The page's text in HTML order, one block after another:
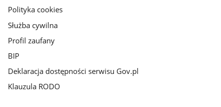
Polityka cookies
Służba cywilna
Profil zaufany
BIP
Deklaracja dostępności serwisu Gov.pl
Klauzula RODO